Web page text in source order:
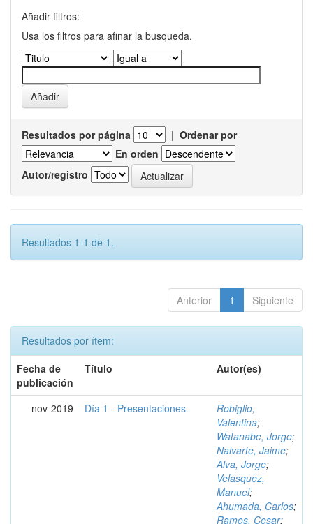
Añadir filtros:
Usa los filtros para afinar la busqueda.
Resultados por página | Ordenar por
En orden
Autor/registro
Resultados 1-1 de 1.
Anterior 1 Siguiente
Resultados por ítem:
Fecha de
publicación
Título Autor(es)
nov-2019 Día 1 - Presentaciones
Robiglio,
Valentina;
Watanabe, Jorge;
Nalvarte, Jaime;
Alva, Jorge;
Velasquez,
Manuel;
Ahumada, Carlos;
Ramos, Cesar;